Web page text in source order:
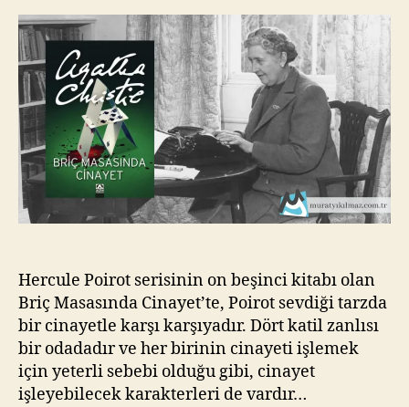
kı
l
m
a
–
Agatha
Christie
Hercule Poirot serisinin on beşinci kitabı olan
Briç Masasında Cinayet’te, Poirot sevdiği tarzda
bir cinayetle karşı karşıyadır. Dört katil zanlısı
bir odadadır ve her birinin cinayeti işlemek
için yeterli sebebi olduğu gibi, cinayet
işleyebilecek karakterleri de vardır…